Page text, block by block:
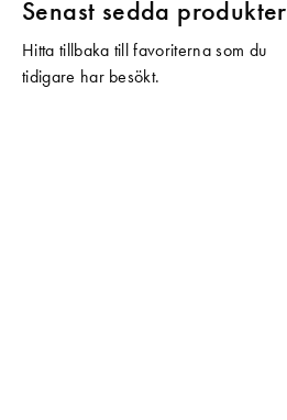
Senast sedda produkter
Hitta tillbaka till favoriterna som du
tidigare har besökt.